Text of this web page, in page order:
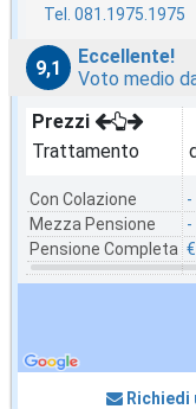
Tel. 081.1975.1975
9,1
Eccellente!
Voto medio
Prezzi
Trattamento
Con Colazione
Mezza Pensione
Pensione Completa
-
-
Richiedi